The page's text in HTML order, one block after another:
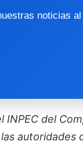
noticias
INPEC del
autoridades